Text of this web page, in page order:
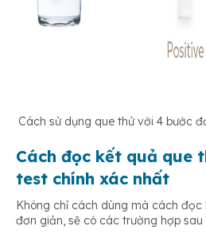
Cách sử dụng que thử với 4 bước
Cách đọc kết quả que
test chính xác nhất
Không chỉ cách dùng mà cách
đơn giản, sẽ có các trường hợp sau